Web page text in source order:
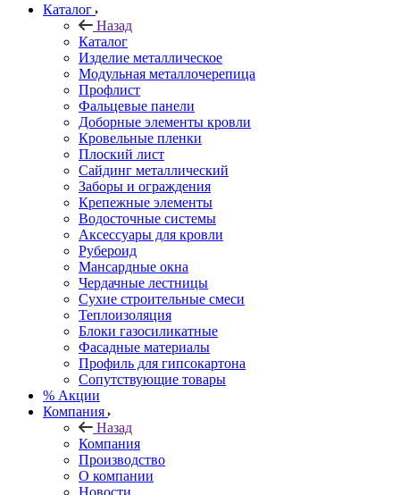
Каталог
Назад
Каталог
Изделие металлическое
Модульная металлочерепица
Профлист
Фальцевые панели
Доборные элементы кровли
Кровельные пленки
Плоский лист
Сайдинг металлический
Заборы и ограждения
Крепежные элементы
Водосточные системы
Аксессуары для кровли
Рубероид
Мансардные окна
Чердачные лестницы
Сухие строительные смеси
Теплоизоляция
Блоки газосиликатные
Фасадные материалы
Профиль для гипсокартона
Сопутствующие товары
% Акции
Компания
Назад
Компания
Производство
О компании
Новости